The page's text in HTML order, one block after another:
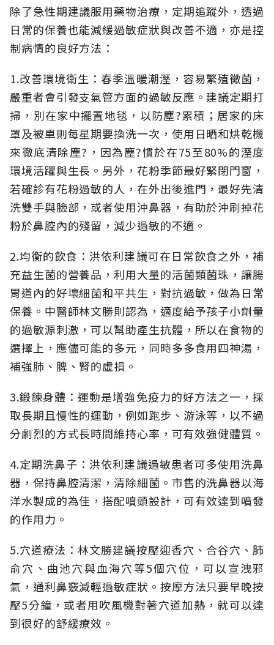
除了急性期建議服用藥物治療，定期追蹤外，透過
日常的保養也能減緩過敏症狀與改善不適，亦是控
制病情的良好方法：
1.改善環境衛生：春季溫暖潮溼，容易繁殖黴菌，
嚴重者會引發支氣管方面的過敏反應。建議定期打
掃，別在家中擺置地毯，以防塵?累積；居家的床
罩及被單則每星期要換洗一次，使用日晒和烘乾機
來徹底清除塵?，因為塵?慣於在75至80%的溼度
環境活躍與生長。另外，花粉季節最好緊閉門窗，
若確診有花粉過敏的人，在外出後進門，最好先清
洗雙手與臉部，或者使用沖鼻器，有助於沖刷掉花
粉於鼻腔內的殘留，減少過敏的不適。
2.均衡的飲食：洪依利建議可在日常飲食之外，補
充益生菌的營養品，利用大量的活菌類菌珠，讓腸
胃道內的好壞細菌和平共生，對抗過敏，做為日常
保養。中醫師林文勝則認為，適度給予孩子小劑量
的過敏源刺激，可以幫助產生抗體，所以在食物的
選擇上，應儘可能的多元，同時多多食用四神湯，
補強肺、脾、腎的虛損。
3.鍛鍊身體：運動是增強免疫力的好方法之一，採
取長期且慢性的運動，例如跑步、游泳等，以不過
分劇烈的方式長時間維持心率，可有效強健體質。
4.定期洗鼻子：洪依利建議過敏患者可多使用洗鼻
器，保持鼻腔清潔，清除細菌。市售的洗鼻器以海
洋水製成的為佳，搭配噴頭設計，可有效達到噴發
的作用力。
5.穴道療法：林文勝建議按壓迎香穴、合谷穴、肺
俞穴、曲池穴與血海穴等5個穴位，可以宣洩邪
氣，通利鼻竅減輕過敏症狀。按摩方法只要早晚按
壓5分鐘，或者用吹風機對著穴道加熱，就可以達
到很好的舒緩療效。